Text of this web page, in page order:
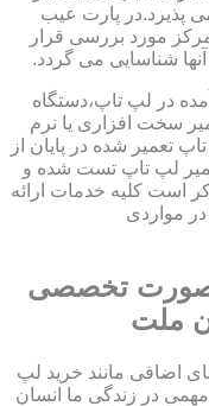
پذیرد.در پارت عیب
مورد بررسی قرار
شناسایی می گردد.
در لپ تاپ،دستگاه
سخت افزاری یا نرم
تعمیر شده در پایان از
لپ تاپ تست شده و
است کلیه خدمات ارائه
مواردی
صورت تخصصی
ملت
اضافی مانند خرید لپ
در زندگی ما انسان